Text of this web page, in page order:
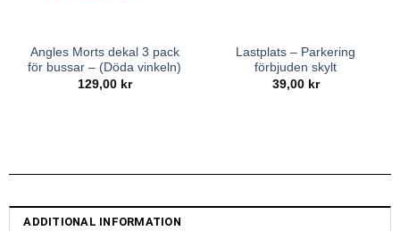
Angles Morts dekal 3 pack
för bussar – (Döda vinkeln)
129,00 kr
Lastplats – Parkering
förbjuden skylt
39,00 kr
ADDITIONAL INFORMATION